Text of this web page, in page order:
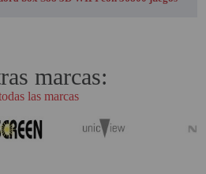
marcas:
las marcas